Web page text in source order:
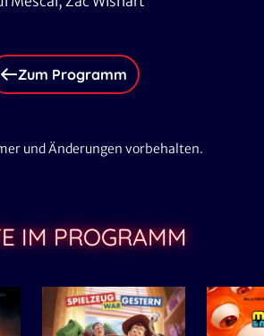
Zum Programm
und Änderungen vorbehalten.
IM PROGRAMM